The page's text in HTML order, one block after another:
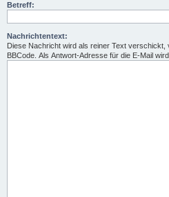
Betreff:
Nachrichtentext:
Diese Nachricht wird als reiner Text
BBCode. Als Antwort-Adresse für die E-Mail